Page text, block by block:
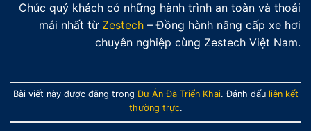
Chúc quý khách có những hành trình an toàn và thoải
mái nhất từ Zestech – Đồng hành nâng cấp xe hơi
chuyên nghiệp cùng Zestech Việt Nam.
Bài viết này được đăng trong Dự Án Đã Triển Khai. Đánh dấu liên kết
thường trực.